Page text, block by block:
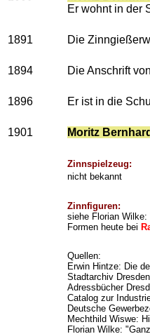
Er wohnt in der
1891 Die
1894 Die Anschrift von
1896 Er ist in die
1901 Moritz
Zinnspielzeug:
nicht bekannt
Zinnfiguren:
siehe Florian
Formen heute bei
Quellen:
Erwin Hintze: Die
Stadtarchiv
Adressbücher
Catalog zur
Deutsche
Mechthild Wiswe:
Florian Wilke: "